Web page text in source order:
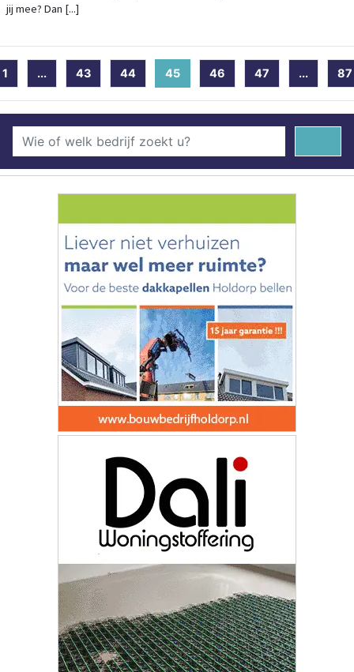
jij mee? Dan [...]
1 ... 43 44 45(current)
46 47 ... 87